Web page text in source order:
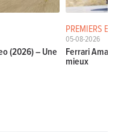
(2026) – Une
PREMIERS ESSAIS
05-08-2026
Ferrari Amalfi
mieux